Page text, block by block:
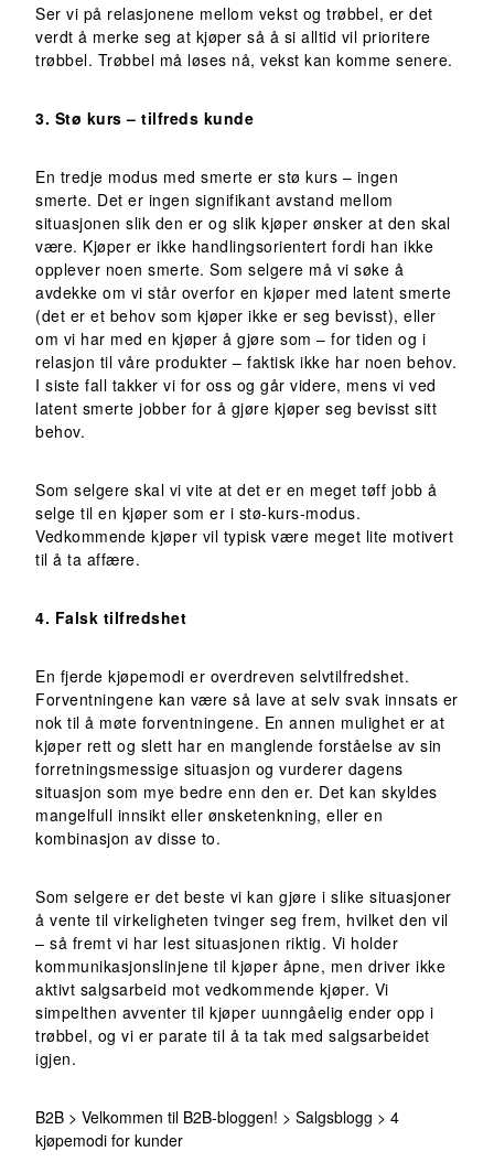
Ser vi på relasjonene mellom vekst og trøbbel, er det
verdt å merke seg at kjøper så å si alltid vil prioritere
trøbbel. Trøbbel må løses nå, vekst kan komme senere.
3. Stø kurs – tilfreds kunde
En tredje modus med smerte er stø kurs – ingen
smerte. Det er ingen signifikant avstand mellom
situasjonen slik den er og slik kjøper ønsker at den skal
være. Kjøper er ikke handlingsorientert fordi han ikke
opplever noen smerte. Som selgere må vi søke å
avdekke om vi står overfor en kjøper med latent smerte
(det er et behov som kjøper ikke er seg bevisst), eller
om vi har med en kjøper å gjøre som – for tiden og i
relasjon til våre produkter – faktisk ikke har noen behov.
I siste fall takker vi for oss og går videre, mens vi ved
latent smerte jobber for å gjøre kjøper seg bevisst sitt
behov.
Som selgere skal vi vite at det er en meget tøff jobb å
selge til en kjøper som er i stø-kurs-modus.
Vedkommende kjøper vil typisk være meget lite motivert
til å ta affære.
4. Falsk tilfredshet
En fjerde kjøpemodi er overdreven selvtilfredshet.
Forventningene kan være så lave at selv svak innsats er
nok til å møte forventningene. En annen mulighet er at
kjøper rett og slett har en manglende forståelse av sin
forretningsmessige situasjon og vurderer dagens
situasjon som mye bedre enn den er. Det kan skyldes
mangelfull innsikt eller ønsketenkning, eller en
kombinasjon av disse to.
Som selgere er det beste vi kan gjøre i slike situasjoner
å vente til virkeligheten tvinger seg frem, hvilket den vil
– så fremt vi har lest situasjonen riktig. Vi holder
kommunikasjonslinjene til kjøper åpne, men driver ikke
aktivt salgsarbeid mot vedkommende kjøper. Vi
simpelthen avventer til kjøper uunngåelig ender opp i
trøbbel, og vi er parate til å ta tak med salgsarbeidet
igjen.
B2B > Velkommen til B2B-bloggen! > Salgsblogg > 4
kjøpemodi for kunder